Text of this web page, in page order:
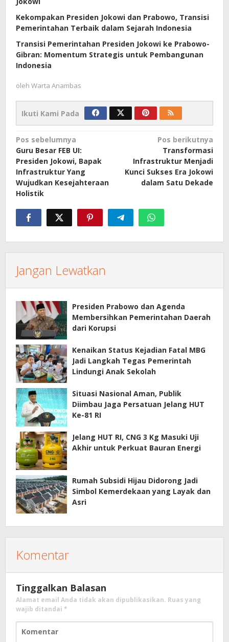
Kekompakan Presiden Jokowi dan Prabowo, Transisi
Pemerintahan Terbaik dalam Sejarah Indonesia
Transisi Pemerintahan Presiden Jokowi ke Prabowo-
Gibran: Momentum Strategis untuk Pembangunan
Indonesia
oleh Warta Anambas
Ikuti Kami Pada
Navigasi
pos
Pos sebelumnya
Guru Besar FEB UI:
Presiden Jokowi, Bapak
Infrastruktur Yang
Wujudkan Kesejahteraan
Holistik
Pos berikutnya
Transformasi
Infrastruktur Menjadi
Kunci Sukses Era Jokowi
dalam Satu Dekade
Jangan Lewatkan
Presiden Prabowo dan Agenda
Membersihkan Pemerintahan Daerah
dari Korupsi
Kenaikan Status Kejadian Fatal MBG
Jadi Langkah Tegas Pemerintah
Lindungi Anak Sekolah
Situasi Nasional Aman, Publik
Diimbau Jaga Persatuan Jelang HUT
Ke-81 RI
Jelang HUT RI, CNG 3 Kg Masuki Uji
Akhir untuk Perkuat Bauran Energi
Rumah Subsidi Hijau Didorong Jadi
Simbol Kemerdekaan yang Layak dan
Asri
Komentar
Tinggalkan Balasan
Alamat email Anda tidak akan dipublikasikan. Ruas yang
wajib ditandai *